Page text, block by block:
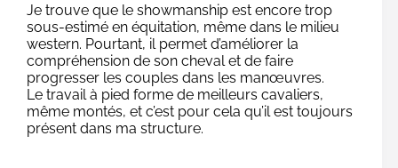
Je trouve que le showmanship est encore trop
sous-estimé en équitation, même dans le milieu
western. Pourtant, il permet d’améliorer la
compréhension de son cheval et de faire
progresser les couples dans les manœuvres.
Le travail à pied forme de meilleurs cavaliers,
même montés, et c’est pour cela qu’il est toujours
présent dans ma structure.